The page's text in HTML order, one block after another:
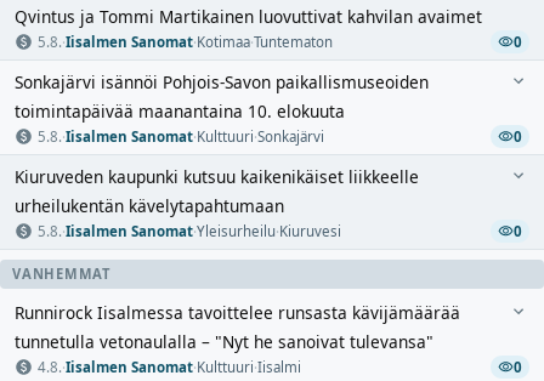
Qvintus ja Tommi Martikainen luovuttivat kahvilan avaimet
5.8.·Iisalmen Sanomat·Kotimaa·Tuntematon 0
Sonkajärvi isännöi Pohjois-Savon paikallismuseoiden
toimintapäivää maanantaina 10. elokuuta
5.8.·Iisalmen Sanomat·Kulttuuri·Sonkajärvi 0
Kiuruveden kaupunki kutsuu kaikenikäiset liikkeelle
urheilukentän kävelytapahtumaan
5.8.·Iisalmen Sanomat·Yleisurheilu·Kiuruvesi 0
VANHEMMAT
Runnirock Iisalmessa tavoittelee runsasta kävijämäärää
tunnetulla vetonaulalla – "Nyt he sanoivat tulevansa"
4.8.·Iisalmen Sanomat·Kulttuuri·Iisalmi 0